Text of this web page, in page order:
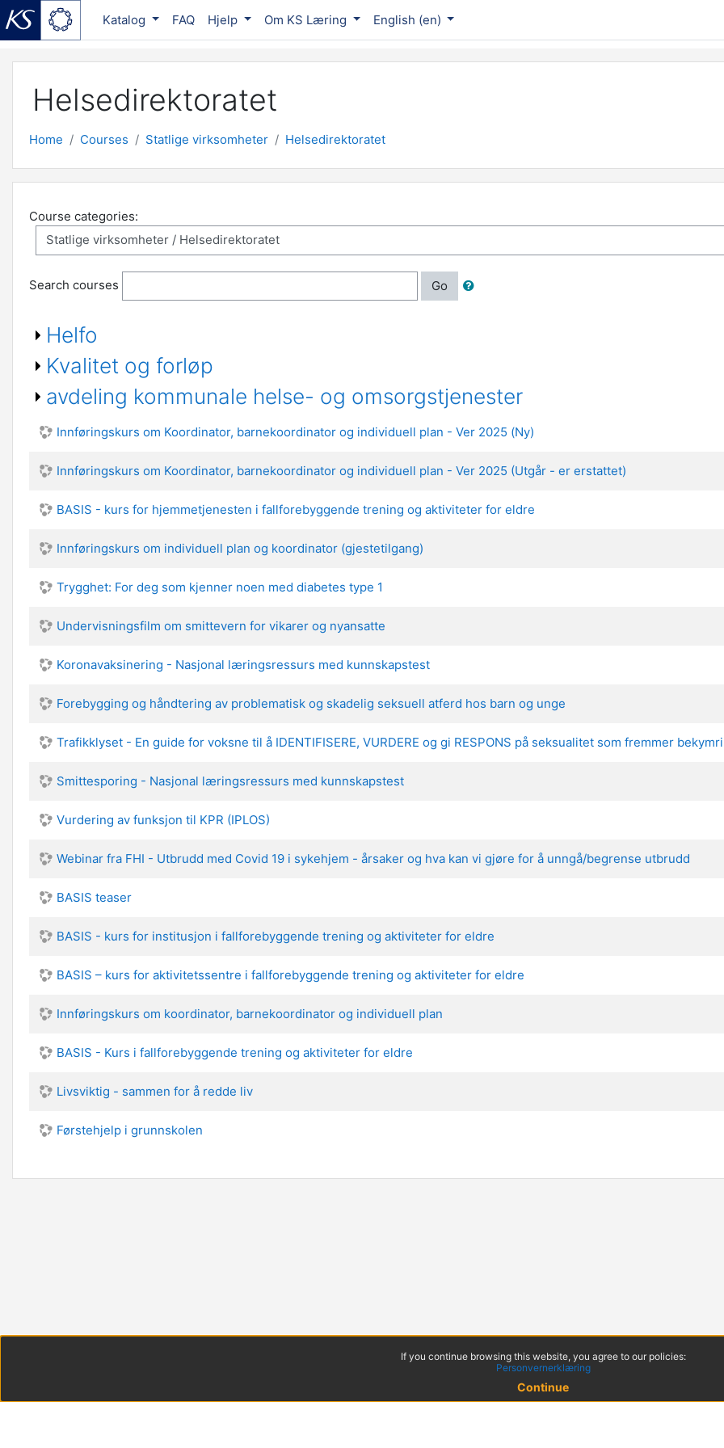
Katalog FAQ Hjelp Om KS Læring English ‎(en)‎
Helsedirektoratet
Home Courses Statlige virksomheter Helsedirektoratet
Course categories:
Search courses Go
Helfo
Kvalitet og forløp
avdeling kommunale helse- og omsorgstjenester
Innføringskurs om Koordinator, barnekoordinator og individuell plan - Ver 2025 (Ny)
Innføringskurs om Koordinator, barnekoordinator og individuell plan - Ver 2025 (Utgår - er erstattet)
BASIS - kurs for hjemmetjenesten i fallforebyggende trening og aktiviteter for eldre
Innføringskurs om individuell plan og koordinator (gjestetilgang)
Trygghet: For deg som kjenner noen med diabetes type 1
Undervisningsfilm om smittevern for vikarer og nyansatte
Koronavaksinering - Nasjonal læringsressurs med kunnskapstest
Forebygging og håndtering av problematisk og skadelig seksuell atferd hos barn og unge
Trafikklyset - En guide for voksne til å IDENTIFISERE, VURDERE og gi RESPONS på seksualitet som fremmer
Smittesporing - Nasjonal læringsressurs med kunnskapstest
Vurdering av funksjon til KPR (IPLOS)
Webinar fra FHI - Utbrudd med Covid 19 i sykehjem - årsaker og hva kan vi gjøre for å unngå/begrense utbrudd
BASIS teaser
BASIS - kurs for institusjon i fallforebyggende trening og aktiviteter for eldre
BASIS – kurs for aktivitetssentre i fallforebyggende trening og aktiviteter for eldre
Innføringskurs om koordinator, barnekoordinator og individuell plan
BASIS - Kurs i fallforebyggende trening og aktiviteter for eldre
Livsviktig - sammen for å redde liv
Førstehjelp i grunnskolen
If you continue browsing this website, you agree to our policies:
Personvernerklæring
Continue